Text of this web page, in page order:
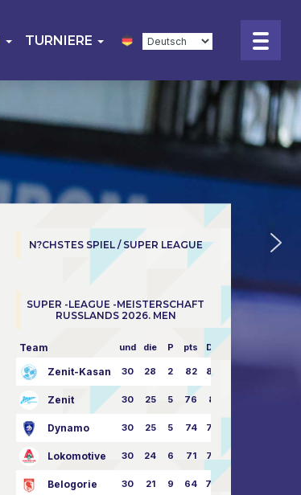
TURNIERE
N?CHSTES SPIEL / SUPER LEAGUE
SUPER -LEAGUE -MEISTERSCHAFT
RUSSLANDS 2026. MEN
Team und die P pts Dampf
Zenit-Kasan 30 28 2 82 87:24
Zenit 30 25 5 76 81:21
Dynamo 30 25 5 74 79:26
Lokomotive 30 24 6 71 77:33
Belogorie 30 21 9 64 70:40